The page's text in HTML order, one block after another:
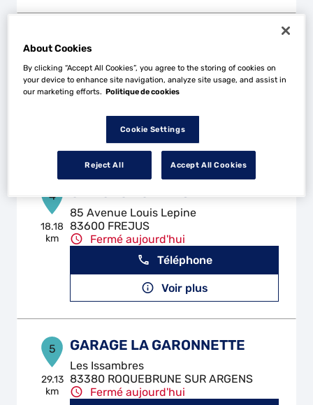
3
11.21
km
06224 VALLAURIS CEDEX
Fermé aujourd'hui
Voir plus
4
18.18
km
85 Avenue Louis Lepine
83600 FREJUS
Fermé aujourd'hui
Téléphone
Voir plus
5
29.13
km
GARAGE LA GARONNETTE
Les Issambres
83380 ROQUEBRUNE SUR ARGENS
Fermé aujourd'hui
About Cookies
By clicking “Accept All Cookies”, you agree to the storing of cookies on
your device to enhance site navigation, analyze site usage, and assist in
our marketing efforts. Politique de cookies
Cookie Settings
Reject All Accept All Cookies